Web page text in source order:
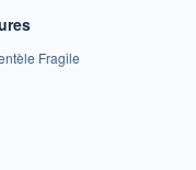
Fragile